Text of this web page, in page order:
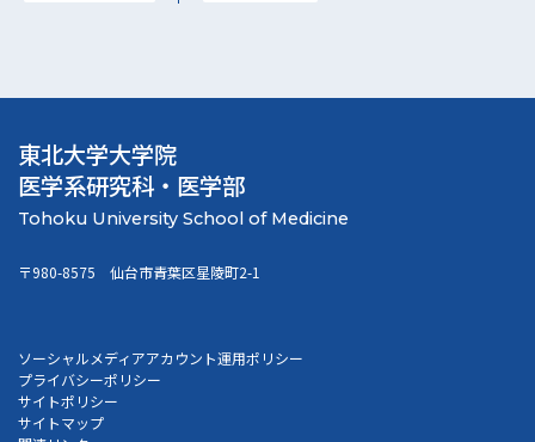
東北大学大学院
医学系研究科・医学部
〒980-8575 仙台市青葉区星陵町2-1
ソーシャルメディアアカウント運用ポリシー
プライバシーポリシー
サイトポリシー
サイトマップ